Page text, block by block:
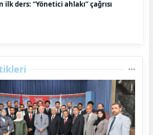
ilk ders: “Yönetici ahlakı” çağrısı